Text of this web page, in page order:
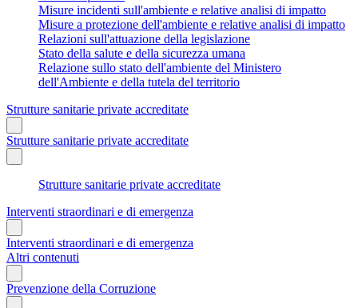
Misure incidenti sull'ambiente e relative analisi di impatto
Misure a protezione dell'ambiente e relative analisi di impatto
Relazioni sull'attuazione della legislazione
Stato della salute e della sicurezza umana
Relazione sullo stato dell'ambiente del Ministero
dell'Ambiente e della tutela del territorio
Strutture sanitarie private accreditate
Strutture sanitarie private accreditate
Strutture sanitarie private accreditate
Interventi straordinari e di emergenza
Interventi straordinari e di emergenza
Altri contenuti
Prevenzione della Corruzione